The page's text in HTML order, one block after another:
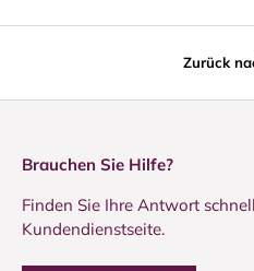
Zurück
Brauchen Sie Hilfe?
Finden Sie Ihre Antwort
Kundendienstseite.